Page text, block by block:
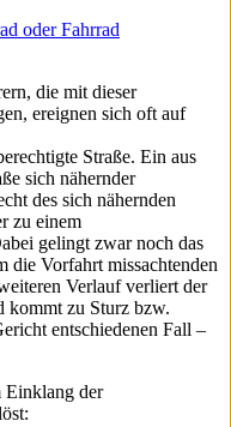
die mit dieser
ereignen sich oft auf
Straße. Ein aus
sich nähernder
des sich nähernden
zu einem
gelingt zwar noch das
Vorfahrt missachtenden
Verlauf verliert der
kommt zu Sturz bzw.
entschiedenen Fall –
Einklang der